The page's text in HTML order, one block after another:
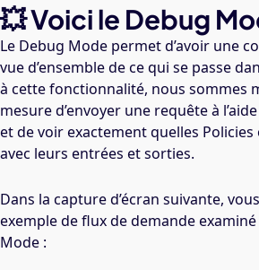
💥 Voici le Debug
Le Debug Mode permet d’avoir une
vue d’ensemble de ce qui se passe
à cette fonctionnalité, nous sommes
mesure d’envoyer une requête à
et de voir exactement quelles Policies
avec leurs entrées et sorties.
Dans la capture d’écran suivante,
exemple de flux de demande examiné
Mode :